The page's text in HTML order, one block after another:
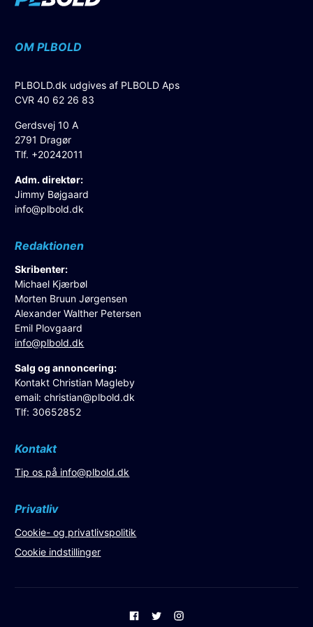
OM PLBOLD
PLBOLD.dk udgives af PLBOLD Aps
CVR 40 62 26 83
Gerdsvej 10 A
2791 Dragør
Tlf. +20242011
Adm. direktør:
Jimmy Bøjgaard
info@plbold.dk
Redaktionen
Skribenter:
Michael Kjærbøl
Morten Bruun Jørgensen
Alexander Walther Petersen
Emil Plovgaard
info@plbold.dk
Salg og annoncering:
Kontakt Christian Magleby
email:christian@plbold.dk
Tlf: 30652852
Kontakt
Tip os på info@plbold.dk
Privatliv
Cookie- og privatlivspolitik
Cookie indstillinger